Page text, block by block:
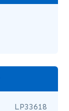
LP33618